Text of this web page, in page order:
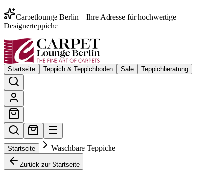
Carpetlounge Berlin – Ihre Adresse für hochwertige
Designerteppiche
Startseite Teppich & Teppichboden Sale Teppichberatung
Startseite Waschbare Teppiche
Zurück zur Startseite